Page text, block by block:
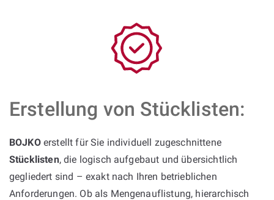
Erstellung von Stücklisten:
BOJKOerstellt für Sie individuell zugeschnittene
Stücklisten, die logisch aufgebaut und übersichtlich
gegliedert sind – exakt nach Ihren betrieblichen
Anforderungen. Ob als Mengenauflistung, hierarchisch